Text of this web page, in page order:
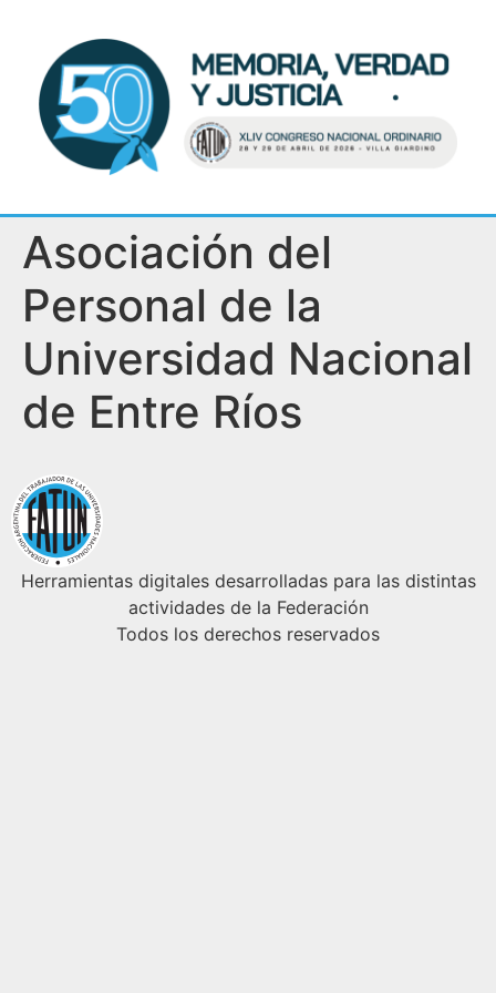
Asociación del
Personal de la
Universidad Nacional
de Entre Ríos
Herramientas digitales desarrolladas para las distintas
actividades de la Federación
Todos los derechos reservados